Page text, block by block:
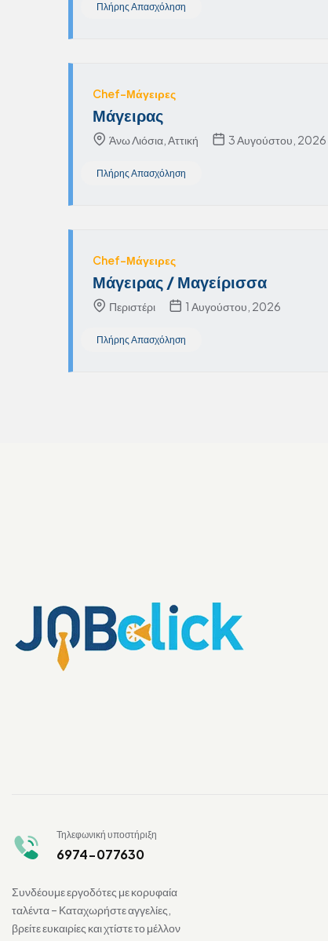
Πλήρης Απασχόληση
Chef-Μάγειρες
Μάγειρας
Άνω Λιόσια, Αττική 3 Αυγούστου, 2026
Πλήρης Απασχόληση
Chef-Μάγειρες
Μάγειρας / Μαγείρισσα
Περιστέρι 1 Αυγούστου, 2026
Πλήρης Απασχόληση
Τηλεφωνική υποστήριξη
6974-077630
Συνδέουμε εργοδότες με κορυφαία
ταλέντα – Καταχωρήστε αγγελίες,
βρείτε ευκαιρίες και χτίστε το μέλλον